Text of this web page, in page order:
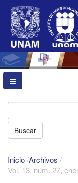
Navegación
principal
Contenido
principal
Barra
lateral
Buscar
Inicio/Archivos /